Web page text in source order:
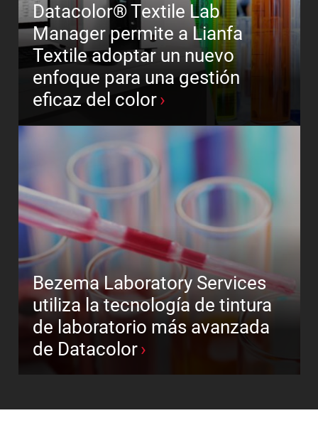
Datacolor® Textile Lab
Manager permite a Lianfa
Textile adoptar un nuevo
enfoque para una gestión
eficaz del color
Bezema Laboratory Services
utiliza la tecnología de tintura
de laboratorio más avanzada
de Datacolor